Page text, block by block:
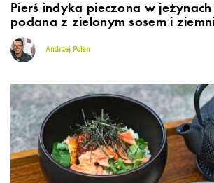
Pierś indyka pieczona w
podana z zielonym sosem i
Andrzej Polan